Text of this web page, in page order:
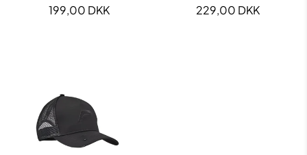
Normal
199,00 DKK
Normal
229,00 DKK